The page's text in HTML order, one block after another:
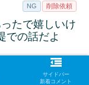
NG 削除依頼
たで嬉しいけ
での話だよ
サイドバー
新着コメント